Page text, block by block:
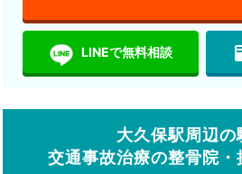
LINEで無料相談
大久保駅周辺の
交通事故治療の整骨院・